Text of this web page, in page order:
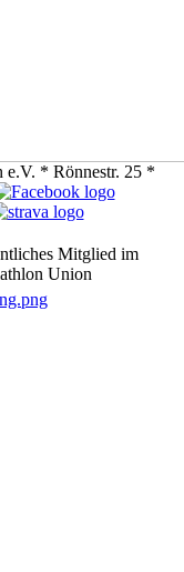
* Rönnestr. 25 *
Mitglied im
Union